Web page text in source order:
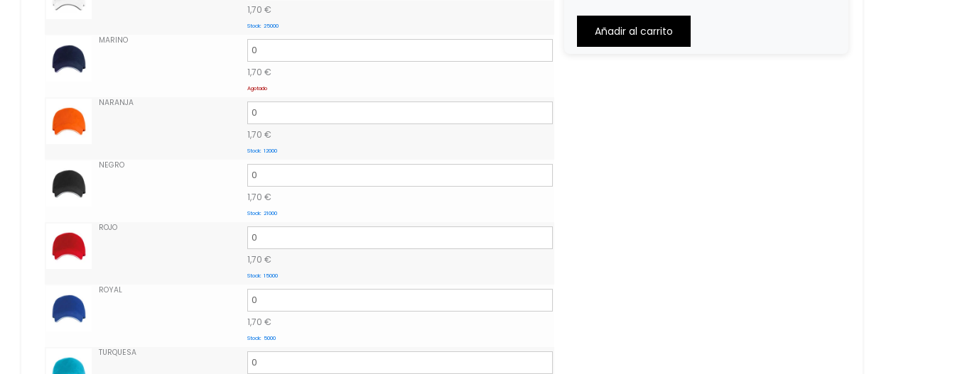
1,70 €
Stock: 25000
MARINO
1,70 €
Agotado
NARANJA
1,70 €
Stock: 12000
NEGRO
1,70 €
Stock: 21000
ROJO
1,70 €
Stock: 15000
ROYAL
1,70 €
Stock: 5000
TURQUESA
Items,
Total
$0.00
Añadir al carrito